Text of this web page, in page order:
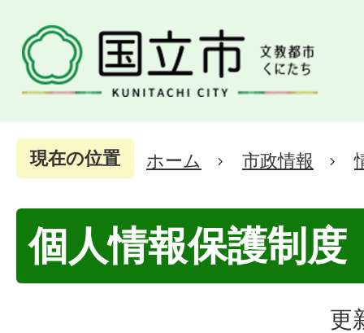
現在の位置 ホーム 市政情報
個人情報保護制度
更